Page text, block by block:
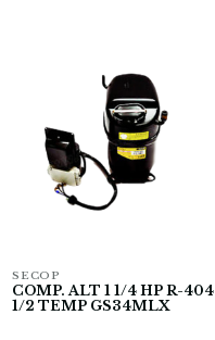
SECOP
COMP. ALT 1 1/4 HP R-404
1/2 TEMP GS34MLX